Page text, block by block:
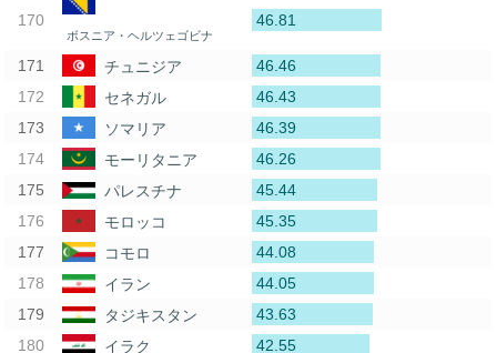
ボスニア・ヘルツェゴビナ
46.81
チュニジア
46.46
セネガル
46.43
ソマリア
46.39
モーリタニア
46.26
パレスチナ
45.44
モロッコ
45.35
コモロ
44.08
イラン
44.05
タジキスタン
43.63
イラク
42.55